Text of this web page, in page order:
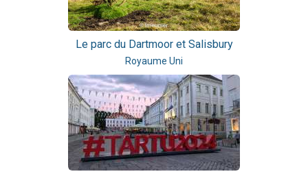
Le parc du Dartmoor et Salisbury
Royaume Uni